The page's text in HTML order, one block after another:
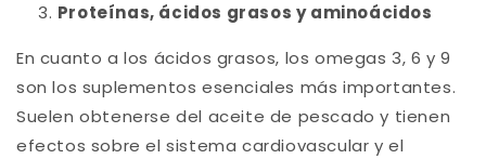
Proteínas, ácidos grasos y aminoácidos
En cuanto a los ácidos grasos, los omegas 3, 6 y 9
son los suplementos esenciales más importantes.
Suelen obtenerse del aceite de pescado y tienen
efectos sobre el sistema cardiovascular y el